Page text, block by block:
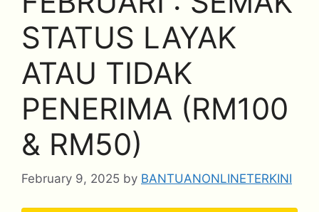
STATUS LAYAK
ATAU TIDAK
PENERIMA (RM100
& RM50)
February 9, 2025 by BANTUANONLINETERKINI